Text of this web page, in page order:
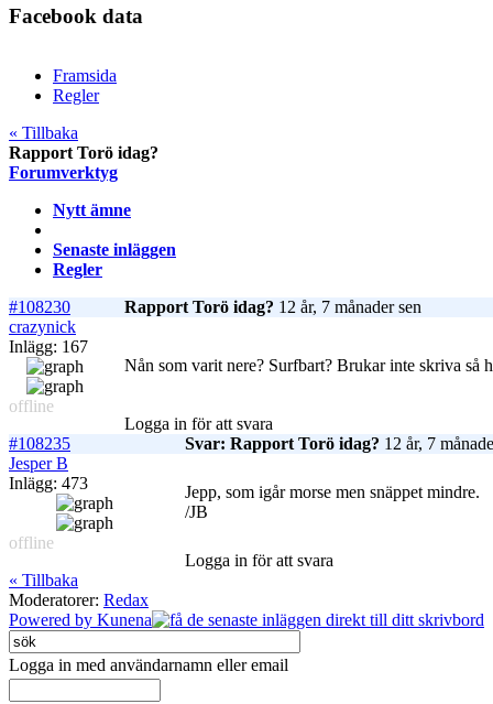
Facebook data
Framsida
Regler
« Tillbaka
Rapport Torö idag?
Forumverktyg
Nytt ämne
Senaste inläggen
Regler
#108230
Rapport Torö idag? 12 år, 7 månader sen
crazynick
Inlägg: 167
offline
Nån som varit nere? Surfbart? Brukar inte skriva så
Logga in för att svara
#108235
Svar: Rapport Torö idag? 12 år, 7
Jesper B
Inlägg: 473
offline
Jepp, som igår morse men snäppet mindre.
/JB
Logga in för att svara
« Tillbaka
Moderatorer: Redax
Powered by Kunena
Logga in med användarnamn eller email